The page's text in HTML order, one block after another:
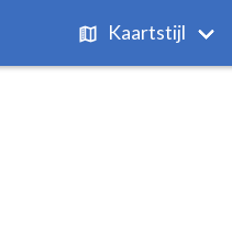
Kaartstijl